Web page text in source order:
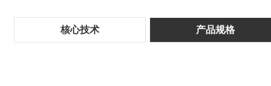
核心技术 产品规格